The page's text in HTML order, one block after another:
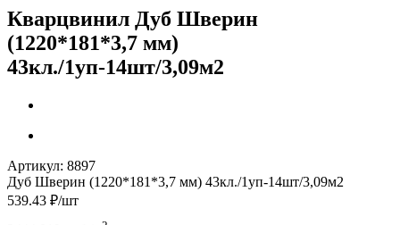
Кварцвинил Дуб Шверин
(1220*181*3,7 мм)
43кл./1уп-14шт/3,09м2
Артикул: 8897
Дуб Шверин (1220*181*3,7 мм) 43кл./1уп-14шт/3,09м2
539.43 ₽/шт